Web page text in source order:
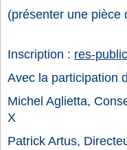
(présenter une pièce
Inscription : res-
Avec la participation
Michel Aglietta,
X
Patrick Artus,